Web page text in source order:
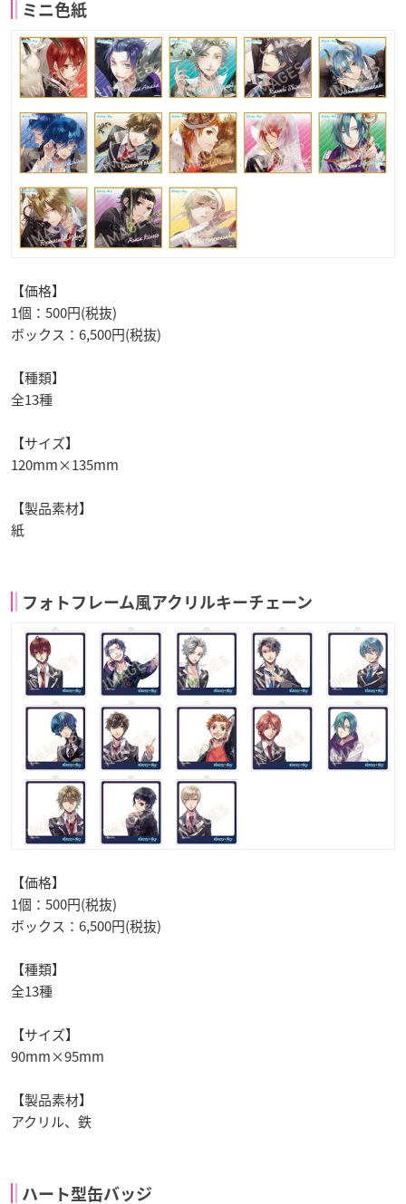
ミニ色紙
【価格】
1個：500円(税抜)
ボックス：6,500円(税抜)
【種類】
全13種
【サイズ】
120mm×135mm
【製品素材】
紙
フォトフレーム風アクリルキーチェーン
【価格】
1個：500円(税抜)
ボックス：6,500円(税抜)
【種類】
全13種
【サイズ】
90mm×95mm
【製品素材】
アクリル、鉄
ハート型缶バッジ